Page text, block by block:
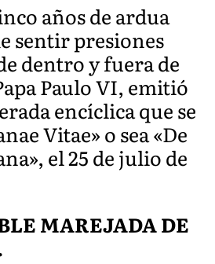
años de ardua
sentir presiones
dentro y fuera de
Paulo VI, emitió
encíclica que se
Vitae» o sea «De
el 25 de julio de
MAREJADA DE